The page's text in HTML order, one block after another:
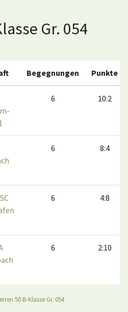
Gr. 054
Begegnungen Punkte
6 10:2
6 8:4
6 4:8
6 2:10
50 B-Klasse Gr. 054